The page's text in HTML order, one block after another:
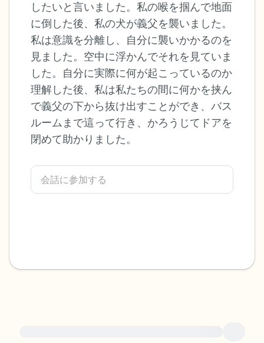
したいと言いました。私の喉を掴んで地面
に倒した後、私の犬が義父を襲いました。
私は意識を分離し、自分に襲いかかるのを
見ました。空中に浮かんでそれを見ていま
した。自分に実際に何が起こっているのか
理解した後、私は私たちの間に何かを挟ん
で義父の下から抜け出すことができ、バス
ルームまで這って行き、かろうじてドアを
閉めて助かりました。
りを見回してください。以下のことを声に
出して言ってみてください。
見えるもの5つ（部屋の中と窓の外を見る
ことができます）
感じるもの4つ（目の前にあるもので触れ
るものは何ですか？）
匂いを嗅ぐもの2つ